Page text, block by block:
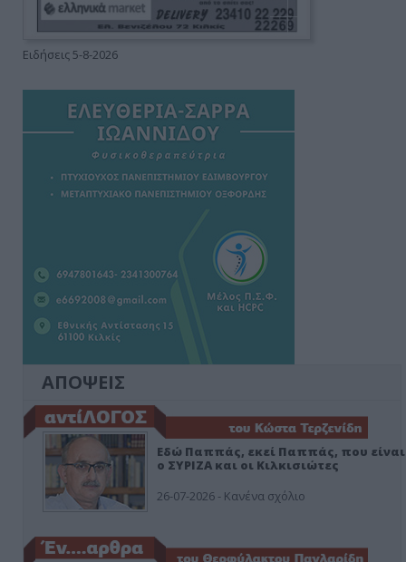
Ειδήσεις 5-8-2026
ΑΠΟΨΕΙΣ
Εδώ Παππάς, εκεί Παππάς, που είναι
ο ΣΥΡΙΖΑ και οι Κιλκισιώτες
26-07-2026 - Κανένα σχόλιο